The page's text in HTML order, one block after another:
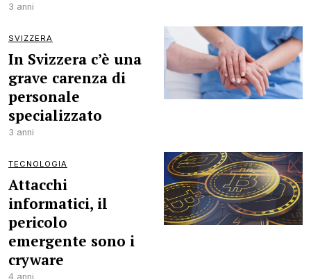
3 anni
SVIZZERA
In Svizzera c’è una
grave carenza di
personale
specializzato
3 anni
TECNOLOGIA
Attacchi
informatici, il
pericolo
emergente sono i
cryware
4 anni